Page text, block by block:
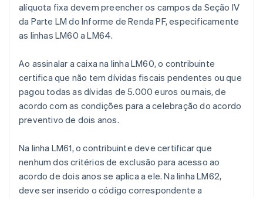
alíquota fixa devem preencher os campos da Seção IV
da Parte LM do Informe de Renda PF, especificamente
as linhas LM60 a LM64.
Ao assinalar a caixa na linha LM60, o contribuinte
certifica que não tem dívidas fiscais pendentes ou que
pagou todas as dívidas de 5.000 euros ou mais, de
acordo com as condições para a celebração do acordo
preventivo de dois anos.
Na linha LM61, o contribuinte deve certificar que
nenhum dos critérios de exclusão para acesso ao
acordo de dois anos se aplica a ele. Na linha LM62,
deve ser inserido o código correspondente a